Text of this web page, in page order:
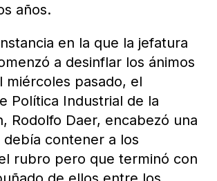
años.
en la que la jefatura
a desinflar los ánimos
miércoles pasado, el
Política Industrial de la
Rodolfo Daer, encabezó una
debía contener a los
rubro pero que terminó con